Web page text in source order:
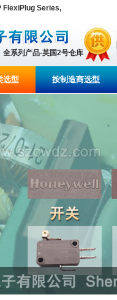
FlexiPlug Series,
系列产品-英国2号仓库
选型 按制造商选型